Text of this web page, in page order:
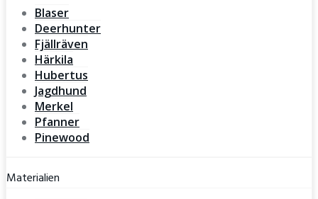
Blaser
Deerhunter
Fjällräven
Härkila
Hubertus
Jagdhund
Merkel
Pfanner
Pinewood
Materialien